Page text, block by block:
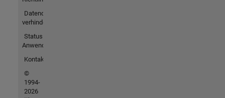
Datendiebstahl
verhindern
Status von
Anwendungen
Kontakt
©
1994-
2026